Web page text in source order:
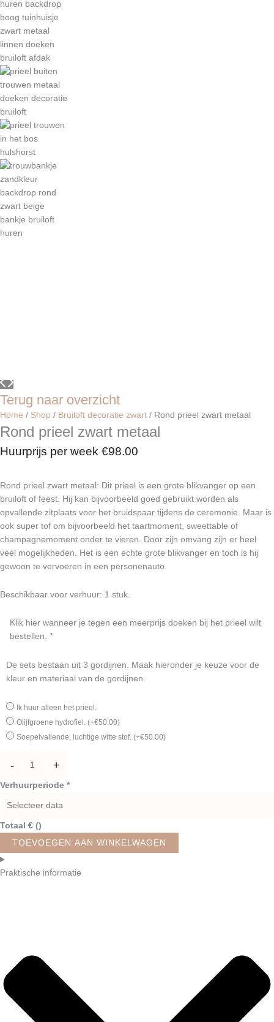
Terug naar overzicht
Home / Shop / Bruiloft decoratie zwart / Rond prieel zwart metaal
Rond prieel zwart metaal
Huurprijs per week €98.00
Rond prieel zwart metaal: Dit prieel is een grote blikvanger op een
bruiloft of feest. Hij kan bijvoorbeeld goed gebruikt worden als
opvallende zitplaats voor het bruidspaar tijdens de ceremonie. Maar is
ook super tof om bijvoorbeeld het taartmoment, sweettable of
champagnemoment onder te vieren. Door zijn omvang zijn er heel
veel mogelijkheden. Het is een echte grote blikvanger en toch is hij
gewoon te vervoeren in een personenauto.
Beschikbaar voor verhuur: 1 stuk.
Klik hier wanneer je tegen een meerprijs doeken bij het prieel wilt
bestellen. *
De sets bestaan uit 3 gordijnen. Maak hieronder je keuze voor de
kleur en materiaal van de gordijnen.
Ik huur alleen het prieel.
Olijfgroene hydrofiel. (+€50.00)
Soepelvallende, luchtige witte stof. (+€50.00)
- +
Verhuurperiode *
Totaal € ()
TOEVOEGEN AAN WINKELWAGEN
Praktische informatie